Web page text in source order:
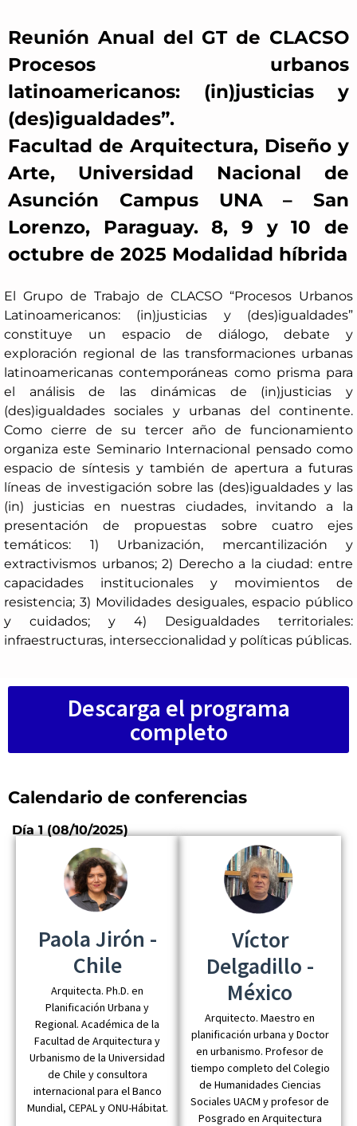
Reunión Anual del GT de CLACSO
Procesos urbanos
latinoamericanos: (in)justicias y
(des)igualdades”.
Facultad de Arquitectura, Diseño y
Arte, Universidad Nacional de
Asunción Campus UNA – San
Lorenzo, Paraguay. 8, 9 y 10 de
octubre de 2025 Modalidad híbrida
El Grupo de Trabajo de CLACSO “Procesos Urbanos
Latinoamericanos: (in)justicias y (des)igualdades”
constituye un espacio de diálogo, debate y
exploración regional de las transformaciones urbanas
latinoamericanas contemporáneas como prisma para
el análisis de las dinámicas de (in)justicias y
(des)igualdades sociales y urbanas del continente.
Como cierre de su tercer año de funcionamiento
organiza este Seminario Internacional pensado como
espacio de síntesis y también de apertura a futuras
líneas de investigación sobre las (des)igualdades y las
(in) justicias en nuestras ciudades, invitando a la
presentación de propuestas sobre cuatro ejes
temáticos: 1) Urbanización, mercantilización y
extractivismos urbanos; 2) Derecho a la ciudad: entre
capacidades institucionales y movimientos de
resistencia; 3) Movilidades desiguales, espacio público
y cuidados; y 4) Desigualdades territoriales:
infraestructuras, interseccionalidad y políticas públicas.
Descarga el programa
completo
Calendario de conferencias
Día 1 (08/10/2025)
Paola Jirón -
Chile
Arquitecta. Ph.D. en
Planificación Urbana y
Regional. Académica de la
Facultad de Arquitectura y
Urbanismo de la Universidad
de Chile y consultora
internacional para el Banco
Mundial, CEPAL y ONU-Hábitat.
Víctor
Delgadillo -
México
Arquitecto. Maestro en
planificación urbana y Doctor
en urbanismo. Profesor de
tiempo completo del Colegio
de Humanidades Ciencias
Sociales UACM y profesor de
Posgrado en Arquitectura